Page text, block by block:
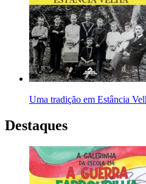
Uma tradição em Estância
Destaques